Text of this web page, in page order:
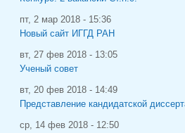
пт, 2 мар 2018 - 15:36
Новый сайт ИГГД РАН
вт, 27 фев 2018 - 13:05
Ученый совет
вт, 20 фев 2018 - 14:49
Представление кандидатской
ср, 14 фев 2018 - 12:50